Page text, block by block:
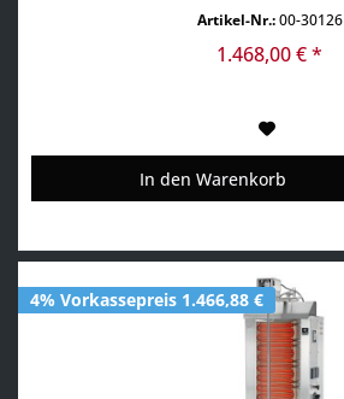
Artikel-Nr.:00-30126
1.468,00 € *
In den Warenkorb
4% Vorkassepreis 1.466,88 €